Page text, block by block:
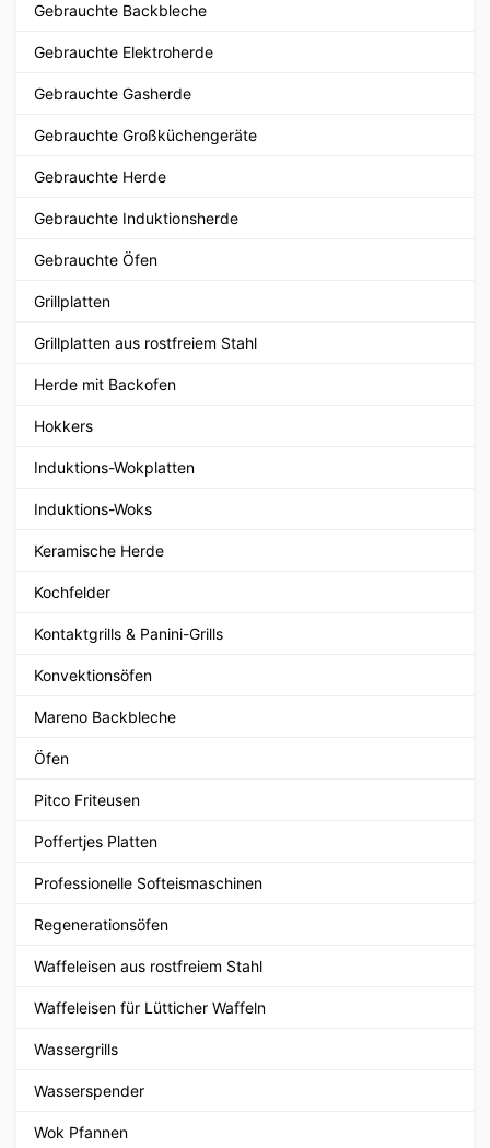
Gebrauchte Backbleche
Gebrauchte Elektroherde
Gebrauchte Gasherde
Gebrauchte Großküchengeräte
Gebrauchte Herde
Gebrauchte Induktionsherde
Gebrauchte Öfen
Grillplatten
Grillplatten aus rostfreiem Stahl
Herde mit Backofen
Hokkers
Induktions-Wokplatten
Induktions-Woks
Keramische Herde
Kochfelder
Kontaktgrills & Panini-Grills
Konvektionsöfen
Mareno Backbleche
Öfen
Pitco Friteusen
Poffertjes Platten
Professionelle Softeismaschinen
Regenerationsöfen
Waffeleisen aus rostfreiem Stahl
Waffeleisen für Lütticher Waffeln
Wassergrills
Wasserspender
Wok Pfannen